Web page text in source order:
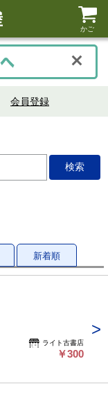
かご
会員登録
新着順
ライト古書店
￥300